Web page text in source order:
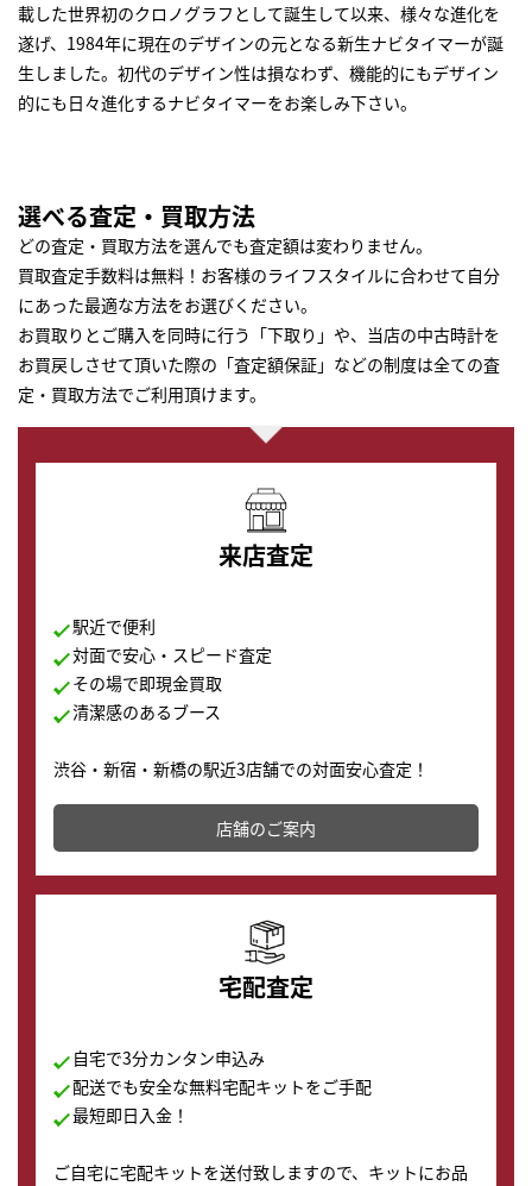
載した世界初のクロノグラフとして誕生して以来、様々な進化を
遂げ、1984年に現在のデザインの元となる新生ナビタイマーが誕
生しました。初代のデザイン性は損なわず、機能的にもデザイン
的にも日々進化するナビタイマーをお楽しみ下さい。
選べる査定・買取方法
どの査定・買取方法を選んでも査定額は変わりません。
買取査定手数料は無料！お客様のライフスタイルに合わせて自分
にあった最適な方法をお選びください。
お買取りとご購入を同時に行う「下取り」や、当店の中古時計を
お買戻しさせて頂いた際の「査定額保証」などの制度は全ての査
定・買取方法でご利用頂けます。
来店査定
駅近で便利
対面で安心・スピード査定
その場で即現金買取
清潔感のあるブース
渋谷・新宿・新橋の駅近3店舗での対面安心査定！
その場で現金買取致します。渋谷本店では、時計販売の
店舗を併設しており、下取りに出してお得に新しい時計
の購入もできます♪
店舗のご案内
宅配査定
自宅で3分カンタン申込み
配送でも安全な無料宅配キットをご手配
最短即日入金！
ご自宅に宅配キットを送付致しますので、キットにお品